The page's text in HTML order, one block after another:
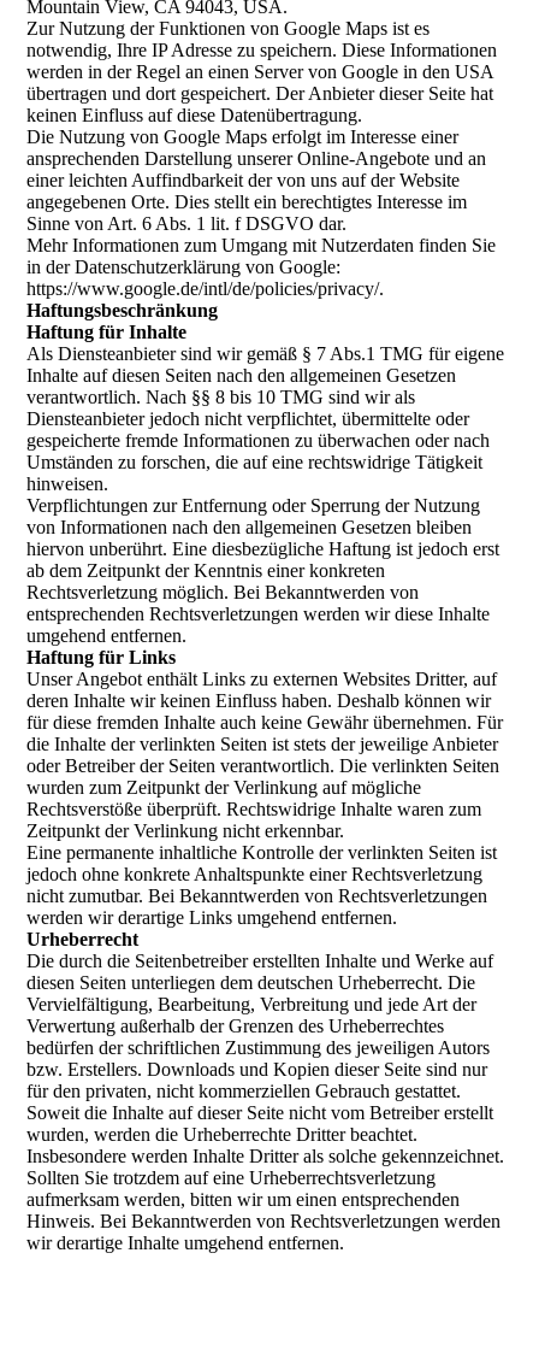
Mountain View, CA 94043, USA.
Zur Nutzung der Funktionen von Google Maps ist es
notwendig, Ihre IP Adresse zu speichern. Diese Informationen
werden in der Regel an einen Server von Google in den USA
übertragen und dort gespeichert. Der Anbieter dieser Seite hat
keinen Einfluss auf diese Datenübertragung.
Die Nutzung von Google Maps erfolgt im Interesse einer
ansprechenden Darstellung unserer Online-Angebote und an
einer leichten Auffindbarkeit der von uns auf der Website
angegebenen Orte. Dies stellt ein berechtigtes Interesse im
Sinne von Art. 6 Abs. 1 lit. f DSGVO dar.
Mehr Informationen zum Umgang mit Nutzerdaten finden Sie
in der Datenschutzerklärung von Google:
https://www.google.de/intl/de/policies/privacy/.
Haftungsbeschränkung
Haftung für Inhalte
Als Diensteanbieter sind wir gemäß § 7 Abs.1 TMG für eigene
Inhalte auf diesen Seiten nach den allgemeinen Gesetzen
verantwortlich. Nach §§ 8 bis 10 TMG sind wir als
Diensteanbieter jedoch nicht verpflichtet, übermittelte oder
gespeicherte fremde Informationen zu überwachen oder nach
Umständen zu forschen, die auf eine rechtswidrige Tätigkeit
hinweisen.
Verpflichtungen zur Entfernung oder Sperrung der Nutzung
von Informationen nach den allgemeinen Gesetzen bleiben
hiervon unberührt. Eine diesbezügliche Haftung ist jedoch erst
ab dem Zeitpunkt der Kenntnis einer konkreten
Rechtsverletzung möglich. Bei Bekanntwerden von
entsprechenden Rechtsverletzungen werden wir diese Inhalte
umgehend entfernen.
Haftung für Links
Unser Angebot enthält Links zu externen Websites Dritter, auf
deren Inhalte wir keinen Einfluss haben. Deshalb können wir
für diese fremden Inhalte auch keine Gewähr übernehmen. Für
die Inhalte der verlinkten Seiten ist stets der jeweilige Anbieter
oder Betreiber der Seiten verantwortlich. Die verlinkten Seiten
wurden zum Zeitpunkt der Verlinkung auf mögliche
Rechtsverstöße überprüft. Rechtswidrige Inhalte waren zum
Zeitpunkt der Verlinkung nicht erkennbar.
Eine permanente inhaltliche Kontrolle der verlinkten Seiten ist
jedoch ohne konkrete Anhaltspunkte einer Rechtsverletzung
nicht zumutbar. Bei Bekanntwerden von Rechtsverletzungen
werden wir derartige Links umgehend entfernen.
Urheberrecht
Die durch die Seitenbetreiber erstellten Inhalte und Werke auf
diesen Seiten unterliegen dem deutschen Urheberrecht. Die
Vervielfältigung, Bearbeitung, Verbreitung und jede Art der
Verwertung außerhalb der Grenzen des Urheberrechtes
bedürfen der schriftlichen Zustimmung des jeweiligen Autors
bzw. Erstellers. Downloads und Kopien dieser Seite sind nur
für den privaten, nicht kommerziellen Gebrauch gestattet.
Soweit die Inhalte auf dieser Seite nicht vom Betreiber erstellt
wurden, werden die Urheberrechte Dritter beachtet.
Insbesondere werden Inhalte Dritter als solche gekennzeichnet.
Sollten Sie trotzdem auf eine Urheberrechtsverletzung
aufmerksam werden, bitten wir um einen entsprechenden
Hinweis. Bei Bekanntwerden von Rechtsverletzungen werden
wir derartige Inhalte umgehend entfernen.